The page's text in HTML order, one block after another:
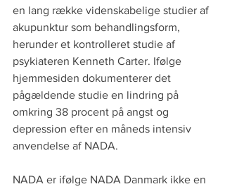
en lang række videnskabelige studier af
akupunktur som behandlingsform,
herunder et kontrolleret studie af
psykiateren Kenneth Carter. Ifølge
hjemmesiden dokumenterer det
pågældende studie en lindring på
omkring 38 procent på angst og
depression efter en måneds intensiv
anvendelse af NADA.
NADA er ifølge NADA Danmark ikke en